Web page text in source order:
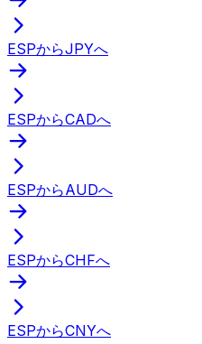
ESPからJPYへ
ESPからCADへ
ESPからAUDへ
ESPからCHFへ
ESPからCNYへ